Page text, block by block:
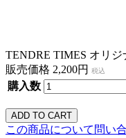
TENDRE TIMES オリ
販売価格 2,200円
税込
購入数
この商品について問い